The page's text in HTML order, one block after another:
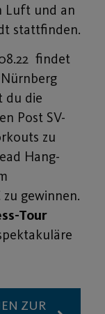
Luft und an
stattfinden.
findet
du die
Post SV-
zu
Hang-
gewinnen.
-Tour
ZUR